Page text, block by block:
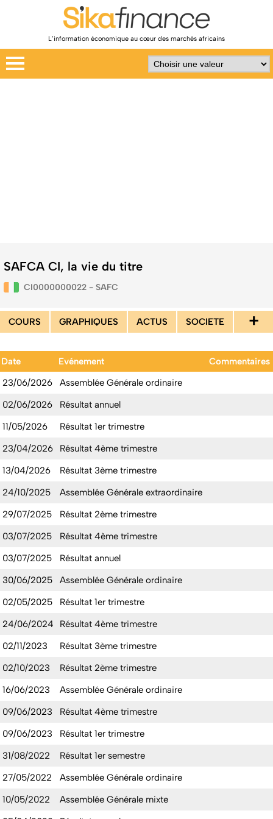
L’information économique au cœur des marchés africains
SAFCA CI, la vie du titre
CI0000000022 - SAFC
COURS GRAPHIQUES ACTUS SOCIETE +
Date Evénement
Commentaires
23/06/2026
Assemblée Générale ordinaire
02/06/2026
Résultat annuel
11/05/2026
Résultat 1er trimestre
23/04/2026
Résultat 4ème trimestre
13/04/2026
Résultat 3ème trimestre
24/10/2025
Assemblée Générale extraordinaire
29/07/2025
Résultat 2ème trimestre
03/07/2025
Résultat 4ème trimestre
03/07/2025
Résultat annuel
30/06/2025
Assemblée Générale ordinaire
02/05/2025
Résultat 1er trimestre
24/06/2024
Résultat 4ème trimestre
02/11/2023
Résultat 3ème trimestre
02/10/2023
Résultat 2ème trimestre
16/06/2023
Assemblée Générale ordinaire
09/06/2023
Résultat 4ème trimestre
09/06/2023
Résultat 1er trimestre
31/08/2022
Résultat 1er semestre
27/05/2022
Assemblée Générale ordinaire
10/05/2022
Assemblée Générale mixte